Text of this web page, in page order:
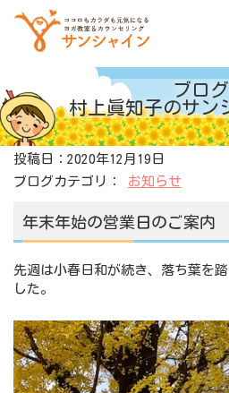
サンシャインについて
ヨガ
料金表
アクセス
お問合せ
ブログ
村上眞知子のサン
投稿日：2020年12月19日
ブログカテゴリ： お知らせ
年末年始の営業日のご案内
先週は小春日和が続き、落ち葉を
した。